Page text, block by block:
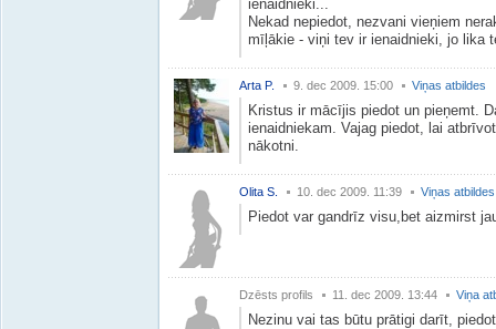
ienaidnieki...
Nekad nepiedot, nezvani vieņiem
mīļākie - viņi tev ir ienaidnieki, jo lika
Arta P. 9. dec 2009. 15:00 Viņas atbildes
Kristus ir mācījis piedot un pieņemt.
ienaidniekam. Vajag piedot, lai
nākotni.
Olita S. 10. dec 2009. 11:39 Viņas atbildes
Piedot var gandrīz visu,bet aizmirst
Dzēsts profils 11. dec 2009. 13:44 Viņa
Nezinu vai tas būtu prātigi darīt,